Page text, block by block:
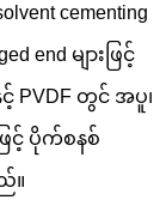
cementing
end များဖြင့်
PVDF တွင် အပူ၊
ြင့် ပိုက်စနစ်
။